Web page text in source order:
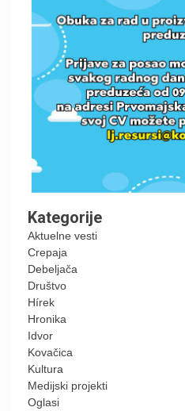
Kategorije
Aktuelne vesti
Crepaja
Debeljača
Društvo
Hírek
Hronika
Idvor
Kovačica
Kultura
Medijski projekti
Oglasi